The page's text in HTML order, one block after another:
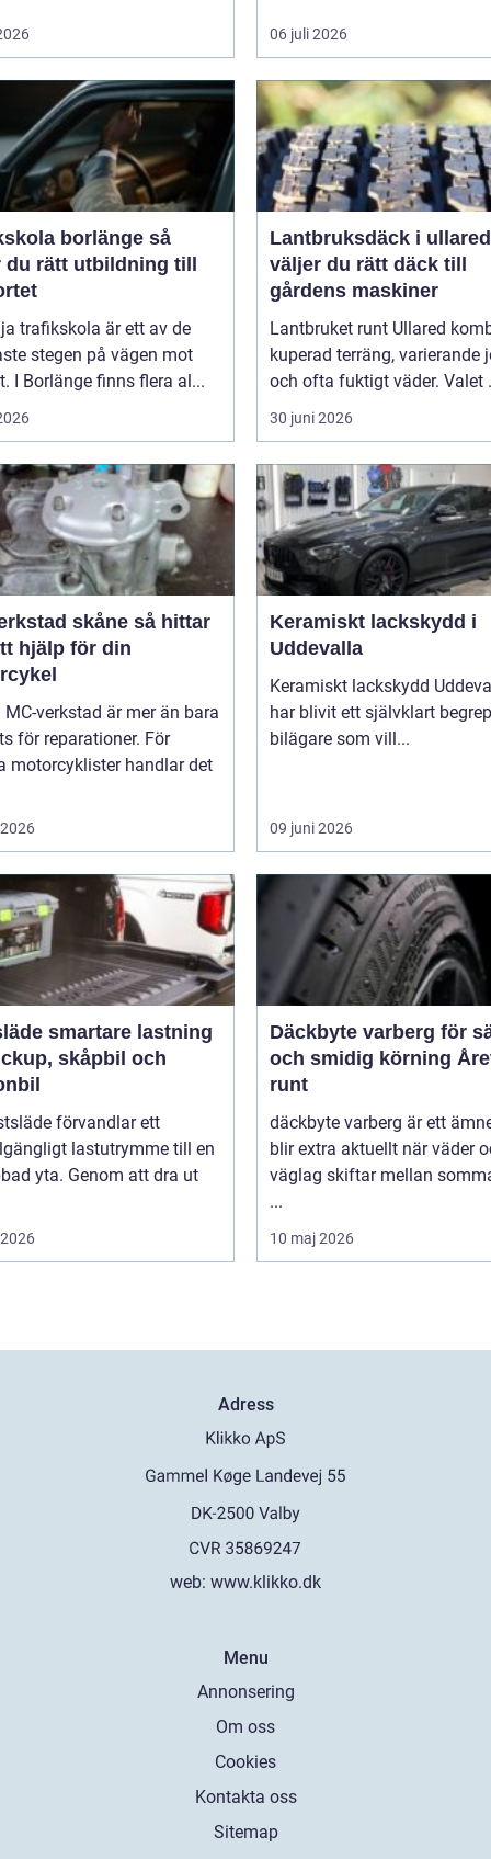
06 juli 2026
borlänge så
rätt utbildning till
trafikskola är ett av de
stegen på vägen mot
I Borlänge finns flera al...
Lantbruksdäck i ullared
väljer du rätt däck till
gårdens maskiner
Lantbruket runt Ullared
kuperad terräng, varierande
och ofta fuktigt väder. Valet
30 juni 2026
skåne så hittar
hjälp för din
MC-verkstad är mer än bara
för reparationer. För
motorcyklister handlar det
Keramiskt lackskydd i
Uddevalla
Keramiskt lackskydd
har blivit ett självklart
bilägare som vill...
09 juni 2026
lastning
skåpbil och
förvandlar ett
lastutrymme till en
yta. Genom att dra ut
Däckbyte varberg för
och smidig körning
runt
däckbyte varberg är ett
blir extra aktuellt när väder
väglag skiftar mellan
...
10 maj 2026
Adress
web: www.klikko.dk
Menu
Annonsering
Om oss
Cookies
Kontakta oss
Sitemap